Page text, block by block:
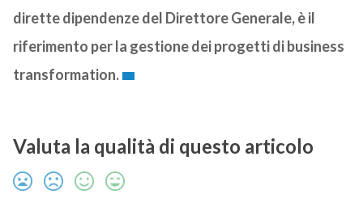
dirette dipendenze del Direttore Generale, è il
riferimento per la gestione dei progetti di business
transformation.
Valuta la qualità di questo articolo